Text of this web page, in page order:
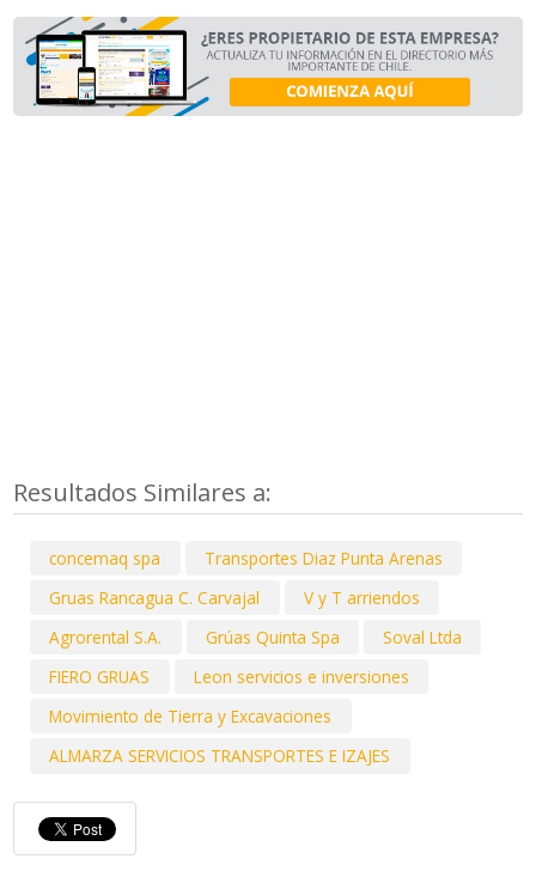
Resultados Similares a:
concemaq spa
Transportes Diaz Punta Arenas
Gruas Rancagua C. Carvajal
V y T arriendos
Agrorental S.A.
Grúas Quinta Spa
Soval Ltda
FIERO GRUAS
Leon servicios e inversiones
Movimiento de Tierra y Excavaciones
ALMARZA SERVICIOS TRANSPORTES E IZAJES